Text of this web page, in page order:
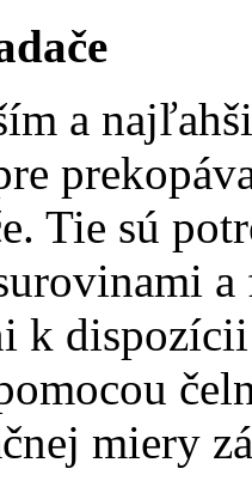
a
Tie sú
k
miery